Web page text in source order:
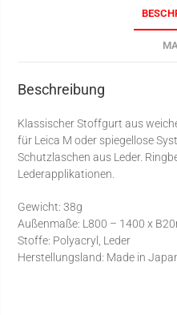
Beschreibung
Klassischer Stoffgurt aus
für Leica M oder spiegellose
Schutzlaschen aus Leder.
Lederapplikationen.
Gewicht: 38g
Außenmaße: L800 – 1400 x
Stoffe: Polyacryl, Leder
Herstellungsland: Made in